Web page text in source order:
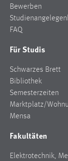
Bewerben
FAQ
Für Studis
Schwarzes Brett
Bibliothek
Semesterzeiten
Marktplatz/
Mensa
Fakultäten
Elektrotechnik,